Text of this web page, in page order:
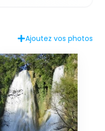
Ajoutez vos photos